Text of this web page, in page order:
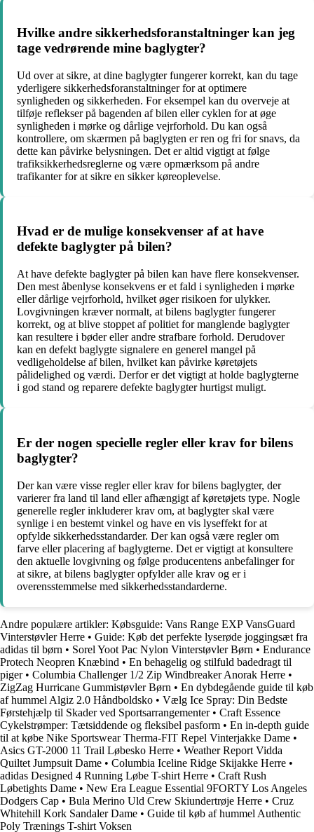
Hvilke andre sikkerhedsforanstaltninger kan jeg
tage vedrørende mine baglygter?
Ud over at sikre, at dine baglygter fungerer korrekt, kan du tage
yderligere sikkerhedsforanstaltninger for at optimere
synligheden og sikkerheden. For eksempel kan du overveje at
tilføje reflekser på bagenden af bilen eller cyklen for at øge
synligheden i mørke og dårlige vejrforhold. Du kan også
kontrollere, om skærmen på baglygten er ren og fri for snavs, da
dette kan påvirke belysningen. Det er altid vigtigt at følge
trafiksikkerhedsreglerne og være opmærksom på andre
trafikanter for at sikre en sikker køreoplevelse.
Hvad er de mulige konsekvenser af at have
defekte baglygter på bilen?
At have defekte baglygter på bilen kan have flere konsekvenser.
Den mest åbenlyse konsekvens er et fald i synligheden i mørke
eller dårlige vejrforhold, hvilket øger risikoen for ulykker.
Lovgivningen kræver normalt, at bilens baglygter fungerer
korrekt, og at blive stoppet af politiet for manglende baglygter
kan resultere i bøder eller andre strafbare forhold. Derudover
kan en defekt baglygte signalere en generel mangel på
vedligeholdelse af bilen, hvilket kan påvirke køretøjets
pålidelighed og værdi. Derfor er det vigtigt at holde baglygterne
i god stand og reparere defekte baglygter hurtigst muligt.
Er der nogen specielle regler eller krav for bilens
baglygter?
Der kan være visse regler eller krav for bilens baglygter, der
varierer fra land til land eller afhængigt af køretøjets type. Nogle
generelle regler inkluderer krav om, at baglygter skal være
synlige i en bestemt vinkel og have en vis lyseffekt for at
opfylde sikkerhedsstandarder. Der kan også være regler om
farve eller placering af baglygterne. Det er vigtigt at konsultere
den aktuelle lovgivning og følge producentens anbefalinger for
at sikre, at bilens baglygter opfylder alle krav og er i
overensstemmelse med sikkerhedsstandarderne.
Andre populære artikler: Købsguide: Vans Range EXP VansGuard
Vinterstøvler Herre • Guide: Køb det perfekte lyserøde joggingsæt fra
adidas til børn • Sorel Yoot Pac Nylon Vinterstøvler Børn • Endurance
Protech Neopren Knæbind • En behagelig og stilfuld badedragt til
piger• Columbia Challenger 1/2 Zip Windbreaker Anorak Herre •
ZigZag Hurricane Gummistøvler Børn • En dybdegående guide til køb
af hummel Algiz 2.0 Håndboldsko • Vælg Ice Spray: Din Bedste
Førstehjælp til Skader ved Sportsarrangementer • Craft Essence
Cykelstrømper: Tætsiddende og fleksibel pasform • En in-depth guide
til at købe Nike Sportswear Therma-FIT Repel Vinterjakke Dame •
Asics GT-2000 11 Trail Løbesko Herre • Weather Report Vidda
Quiltet Jumpsuit Dame • Columbia Iceline Ridge Skijakke Herre •
adidas Designed 4 Running Løbe T-shirt Herre • Craft Rush
Løbetights Dame • New Era League Essential 9FORTY Los Angeles
Dodgers Cap • Bula Merino Uld Crew Skiundertrøje Herre • Cruz
Whitehill Kork Sandaler Dame • Guide til køb af hummel Authentic
Poly Trænings T-shirt Voksen